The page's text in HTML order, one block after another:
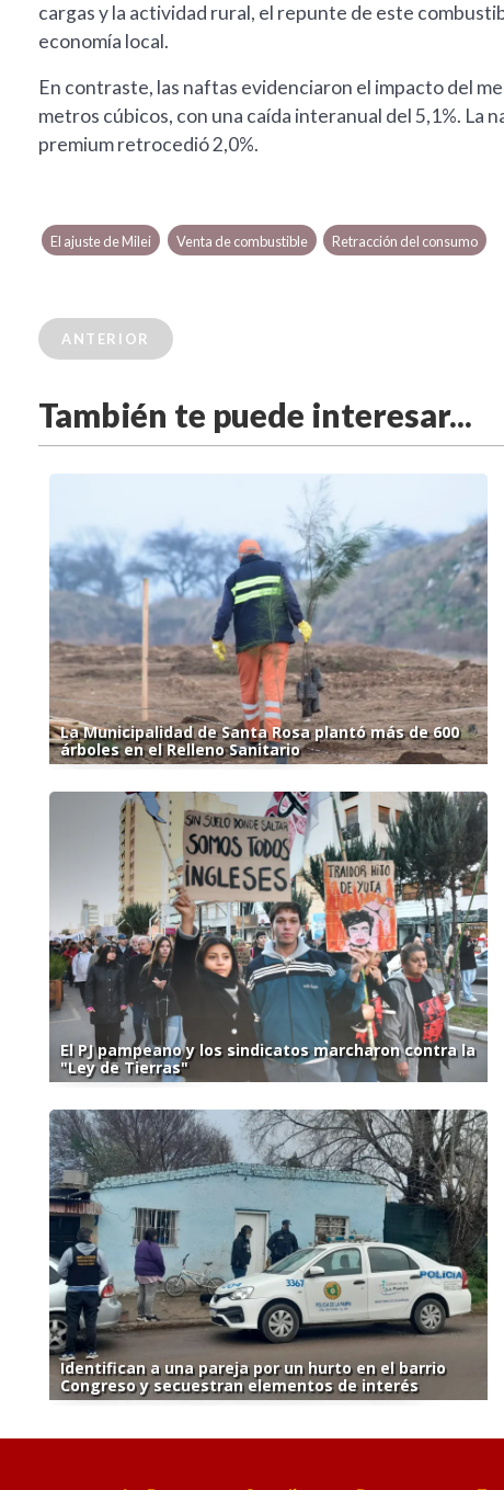
cargas y la actividad rural, el repunte de este
economía local.
En contraste, las naftas evidenciaron el impacto del
metros cúbicos, con una caída interanual del 5,1%. La
premium retrocedió 2,0%.
El ajuste de Milei Venta de combustible Retracción del consumo
ANTERIOR
También te puede interesar...
La Municipalidad de Santa Rosa plantó más de 600
árboles en el Relleno Sanitario
El PJ pampeano y los sindicatos marcharon contra la
"Ley de Tierras"
Identifican a una pareja por un hurto en el barrio
Congreso y secuestran elementos de interés